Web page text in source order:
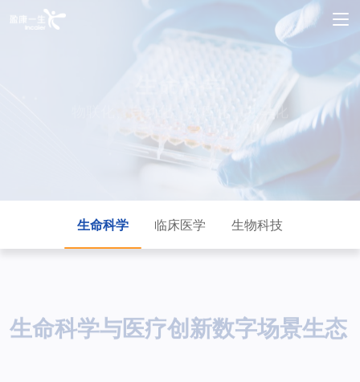
生命科学
物联化、自动化、数智化、共享化
生命科学 临床医学 生物科技
生命科学与医疗创新数字场景生态